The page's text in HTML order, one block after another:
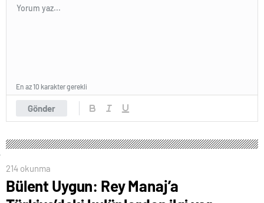
Gönder
En az 10 karakter gerekli
214 okunma
Bülent Uygun: Rey Manaj’a